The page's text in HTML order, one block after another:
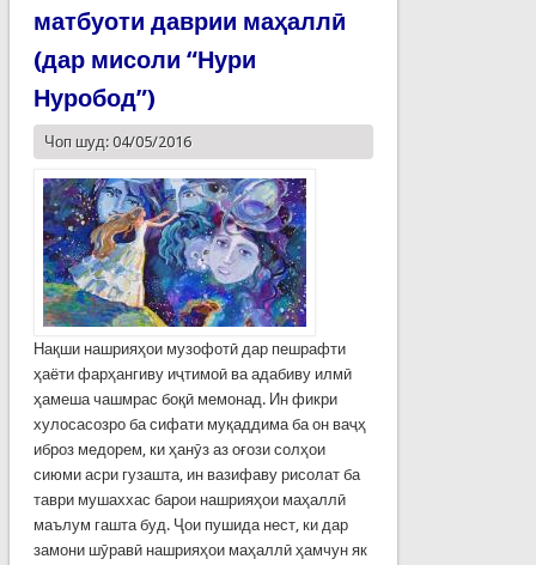
матбуоти даврии маҳаллӣ
(дар мисоли “Нури
Нуробод”)
Чоп шуд: 04/05/2016
Нақши нашрияҳои музофотӣ дар пешрафти
ҳаёти фарҳангиву иҷтимоӣ ва адабиву илмӣ
ҳамеша чашмрас боқӣ мемонад. Ин фикри
хулосасозро ба сифати муқаддима ба он ваҷҳ
иброз медорем, ки ҳанӯз аз оғози солҳои
сиюми асри гузашта, ин вазифаву рисолат ба
таври мушаххас барои нашрияҳои маҳаллӣ
маълум гашта буд. Ҷои пушида нест, ки дар
замони шӯравӣ нашрияҳои маҳаллӣ ҳамчун як